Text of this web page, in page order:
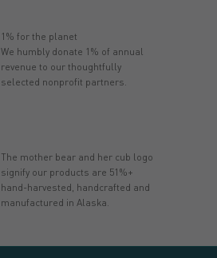
1% for the planet
We humbly donate 1% of annual
revenue to our thoughtfully
selected nonprofit partners.
The mother bear and her cub logo
signify our products are 51%+
hand-harvested, handcrafted and
manufactured in Alaska.